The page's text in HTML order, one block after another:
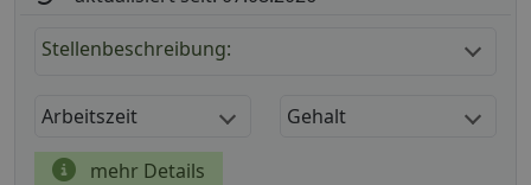
Stellenbeschreibung:
Arbeitszeit Gehalt
mehr Details